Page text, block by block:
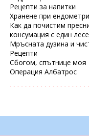
Рецепти за напитки
Хранене при
Как да почистим
консумация с един
Мръсната дузина и
Рецепти
Сбогом, спътнице моя
Операция Албатрос